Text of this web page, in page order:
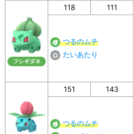
フシギダネ
118 111
つるのムチ
たいあたり
151 143
つるのムチ